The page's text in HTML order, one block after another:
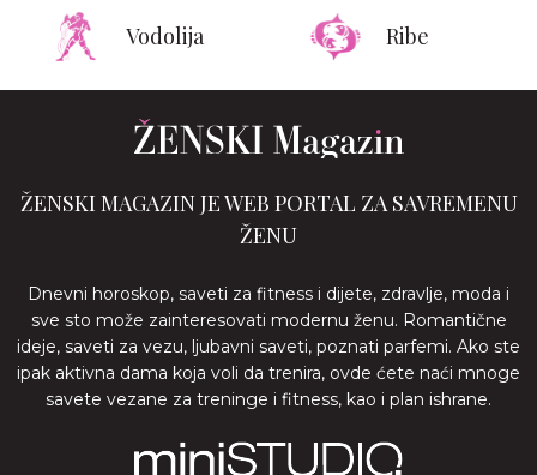
Vodolija Ribe
ŽENSKI MAGAZIN JE WEB PORTAL ZA SAVREMENU
ŽENU
Dnevni horoskop, saveti za fitness i dijete, zdravlje, moda i
sve sto može zainteresovati modernu ženu. Romantične
ideje, saveti za vezu, ljubavni saveti, poznati parfemi. Ako ste
ipak aktivna dama koja voli da trenira, ovde ćete naći mnoge
savete vezane za treninge i fitness, kao i plan ishrane.